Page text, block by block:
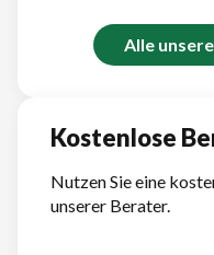
Alle
Kostenlose
Nutzen Sie eine
unserer Berater.